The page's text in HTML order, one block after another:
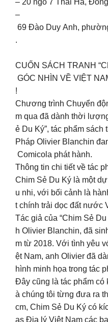
– 20 ngõ 7 Thái Hà,
–
69 Đào Duy Anh,
.
CUỐN SÁCH TRANH
GÓC NHÌN VỀ VIỆT
!
Chương trình Chuyển
m qua đã dành thời
ẻ Du Ký”, tác phẩm
Pháp Olivier Blanchin
Comicola phát hành.
Thông tin chi tiết về tác
Chim Sẻ Du Ký là một
u nhi, với bối cảnh là
t chính trải dọc đất nước
Tác giả của “Chim Sẻ
h Olivier Blanchin, đã
m từ 2018. Với tình yêu
ệt Nam, anh Olivier đã
hình minh họa trong tác
Đây cũng là tác phẩm
à chúng tôi từng đưa ra
cm, Chim Sẻ Du Ký có
as Địa lý Việt Nam các